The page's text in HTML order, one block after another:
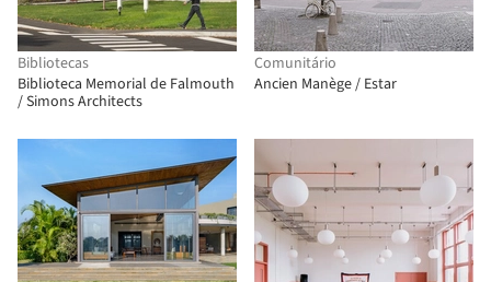
Bibliotecas
Biblioteca Memorial de Falmouth
/ Simons Architects
Comunitário
Ancien Manège / Estar